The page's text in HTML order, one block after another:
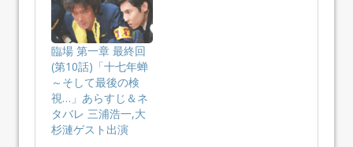
臨場 第一章 最終回
(第10話)「十七年蝉
～そして最後の検
視…」あらすじ＆ネ
タバレ 三浦浩一,大
杉漣ゲスト出演